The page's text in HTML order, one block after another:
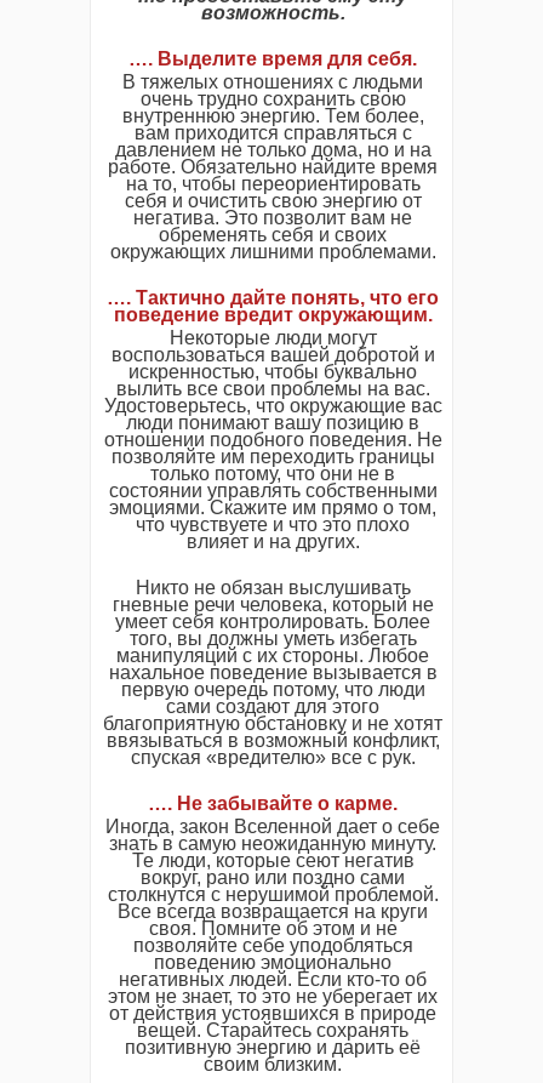
возможность.
…. Выделите время для себя.
В тяжелых отношениях с людьми
очень трудно сохранить свою
внутреннюю энергию. Тем более,
вам приходится справляться с
давлением не только дома, но и на
работе. Обязательно найдите время
на то, чтобы переориентировать
себя и очистить свою энергию от
негатива. Это позволит вам не
обременять себя и своих
окружающих лишними проблемами.
…. Тактично дайте понять, что его
поведение вредит окружающим.
Некоторые люди могут
воспользоваться вашей добротой и
искренностью, чтобы буквально
вылить все свои проблемы на вас.
Удостоверьтесь, что окружающие вас
люди понимают вашу позицию в
отношении подобного поведения. Не
позволяйте им переходить границы
только потому, что они не в
состоянии управлять собственными
эмоциями. Скажите им прямо о том,
что чувствуете и что это плохо
влияет и на других.
Никто не обязан выслушивать
гневные речи человека, который не
умеет себя контролировать. Более
того, вы должны уметь избегать
манипуляций с их стороны. Любое
нахальное поведение вызывается в
первую очередь потому, что люди
сами создают для этого
благоприятную обстановку и не хотят
ввязываться в возможный конфликт,
спуская «вредителю» все с рук.
…. Не забывайте о карме.
Иногда, закон Вселенной дает о себе
знать в самую неожиданную минуту.
Те люди, которые сеют негатив
вокруг, рано или поздно сами
столкнутся с нерушимой проблемой.
Все всегда возвращается на круги
своя. Помните об этом и не
позволяйте себе уподобляться
поведению эмоционально
негативных людей. Если кто-то об
этом не знает, то это не уберегает их
от действия устоявшихся в природе
вещей. Старайтесь сохранять
позитивную энергию и дарить её
своим близким.